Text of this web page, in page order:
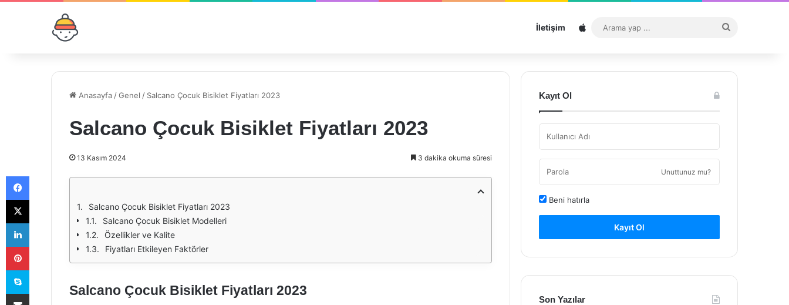
İletişim Sitemap
...
Anasayfa /Genel / Salcano Çocuk Bisiklet Fiyatları 2023
Salcano Çocuk Bisiklet Fiyatları 2023
13 Kasım 2024 3 dakika okuma süresi
Salcano Çocuk Bisiklet Fiyatları 2023
Salcano Çocuk Bisiklet Modelleri
Özellikler ve Kalite
Fiyatları Etkileyen Faktörler
Salcano Çocuk Bisiklet Fiyatları 2023
Kayıt Ol
Unuttunuz mu?
Beni hatırla
Kayıt Ol
Son Yazılar
Facebook
X
LinkedIn
Pinterest
Skype
E-Posta ile paylaş